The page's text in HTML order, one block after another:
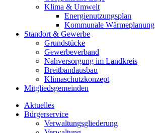
Klima & Umwelt
Energienutzungsplan
Kommunale Wärmeplanung
Standort & Gewerbe
Grundstücke
Gewerbeverband
Nahversorgung im Landkreis
Breitbandausbau
Klimaschutzkonzept
Mitgliedsgemeinden
Aktuelles
Bürgerservice
Verwaltungsgliederung